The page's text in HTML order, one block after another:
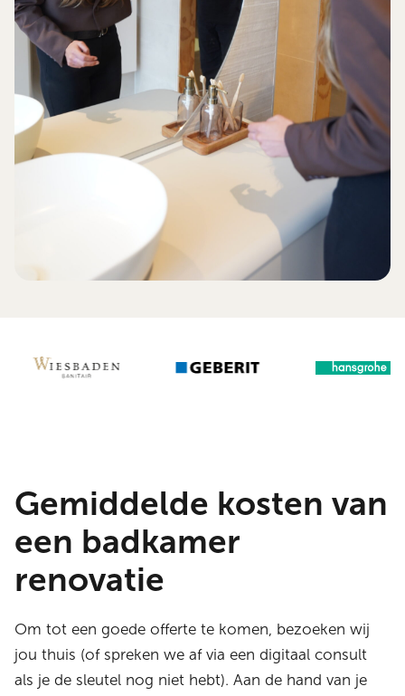
Gemiddelde kosten van
een badkamer
renovatie
Om tot een goede offerte te komen, bezoeken wij
jou thuis (of spreken we af via een digitaal consult
als je de sleutel nog niet hebt). Aan de hand van je